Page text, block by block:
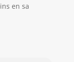
en sa